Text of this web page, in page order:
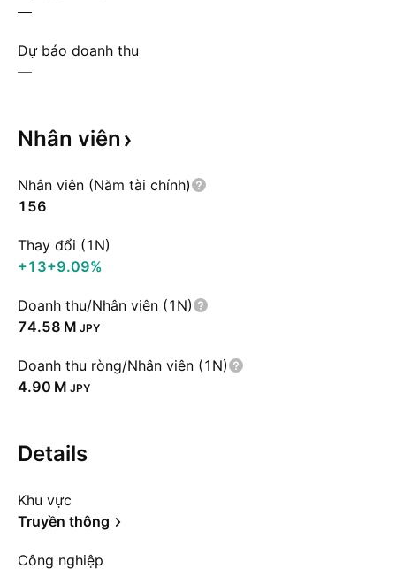
—
Dự báo doanh thu
—
Nhân viên
Nhân viên (Năm tài chính)
156
Thay đổi (1N)
+13+9.09%
Doanh thu/Nhân viên (1N)
‪74.58 M‬ JPY
Doanh thu ròng/Nhân viên (1N)
‪4.90 M‬ JPY
Details
Khu vực
Truyền thông
Công nghiệp